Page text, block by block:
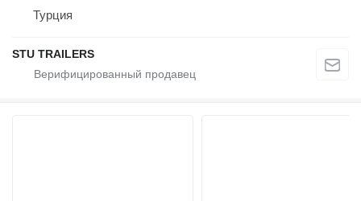
Турция
STU TRAILERS